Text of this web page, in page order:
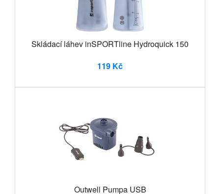
Skládací láhev inSPORTline Hydroquick 150
119 Kč
Outwell Pumpa USB